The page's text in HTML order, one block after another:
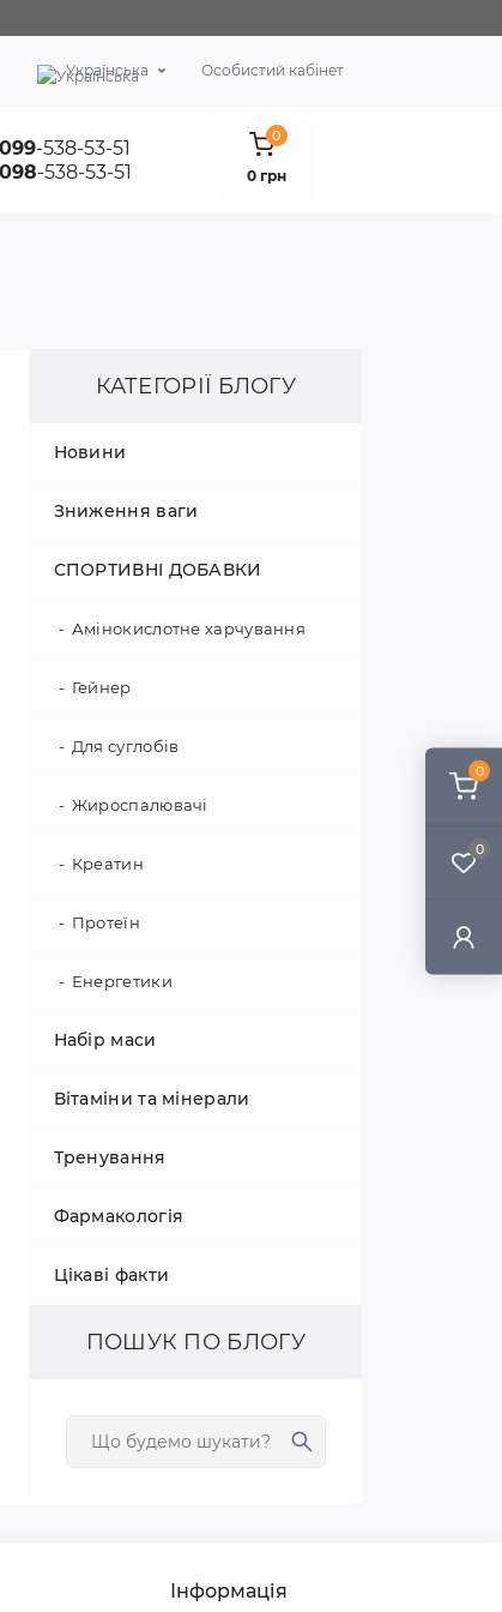
0
0
Українська Особистий кабінет
099-538-53-51
098-538-53-51
0
0 грн
КАТЕГОРІЇ БЛОГУ
Новини
Зниження ваги
СПОРТИВНІ ДОБАВКИ
Амінокислотне харчування
Гейнер
Для суглобів
Жироспалювачі
Креатин
Протеїн
Енергетики
Набір маси
Вітаміни та мінерали
Тренування
Фармакологія
Цікаві факти
ПОШУК ПО БЛОГУ
Інформація